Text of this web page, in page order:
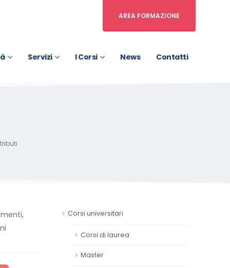
AREA FORMAZIONE
Servizi I Corsi News Contatti
Corsi universitari
Corsi di laurea
Master